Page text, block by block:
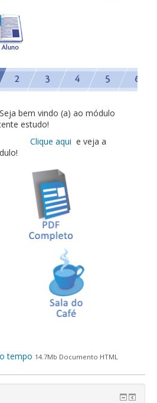
vindo (a) ao módulo
estudo!
Clique aqui e veja a
tempo 14.7Mb Documento HTML